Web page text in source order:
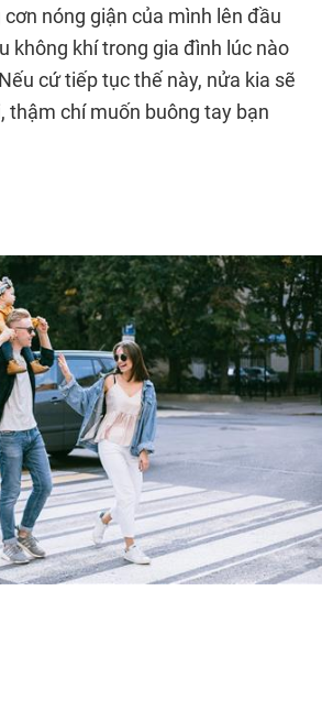
nóng giận của mình lên đầu
không khí trong gia đình lúc nào
cứ tiếp tục thế này, nửa kia sẽ
thậm chí muốn buông tay bạn